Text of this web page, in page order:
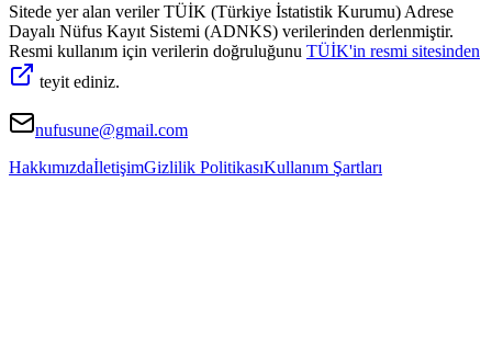
Sitede yer alan veriler TÜİK (Türkiye İstatistik Kurumu) Adrese
Dayalı Nüfus Kayıt Sistemi (ADNKS) verilerinden derlenmiştir.
Resmi kullanım için verilerin doğruluğunu TÜİK'in resmi sitesinden
teyit ediniz.
nufusune@gmail.com
HakkımızdaİletişimGizlilik PolitikasıKullanım Şartları